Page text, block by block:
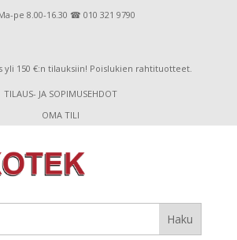
Ma-pe 8.00-16.30 ☎ 010 321 9790
yli 150 €:n tilauksiin! Poislukien rahtituotteet.
TILAUS- JA SOPIMUSEHDOT
OMA TILI